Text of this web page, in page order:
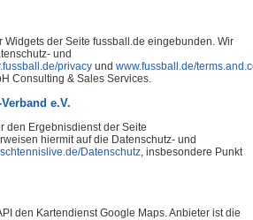
der Seite fussball.de eingebunden. Wir
und
privacy und www.fussball.de/
Consulting & Sales Services.
e.V.
den Ergebnisdienst der Seite
hiermit auf die Datenschutz- und
Datenschutz, insbesondere Punkt
den Kartendienst Google Maps. Anbieter ist die